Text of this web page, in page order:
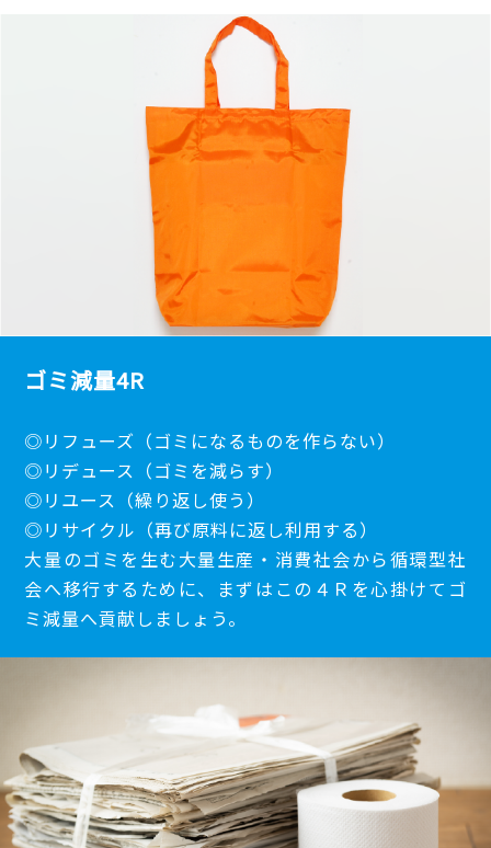
ゴミ減量4R
◎リフューズ（ゴミになるものを作らない）
◎リデュース（ゴミを減らす）
◎リユース（繰り返し使う）
◎リサイクル（再び原料に返し利用する）
大量のゴミを生む大量生産・消費社会から循環型社
会へ移行するために、まずはこの４Ｒを心掛けてゴ
ミ減量へ貢献しましょう。